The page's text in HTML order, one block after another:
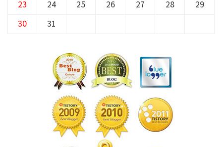
23 24 25 26 27 28 29
30 31